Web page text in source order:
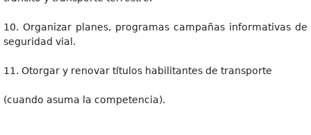
10. Organizar planes, programas campañas informativas de
seguridad vial.
11. Otorgar y renovar títulos habilitantes de transporte
(cuando asuma la competencia).